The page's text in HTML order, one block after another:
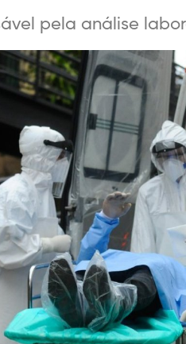
pela análise